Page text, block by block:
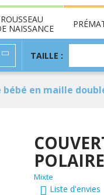
NAISSANCE
TAILLE :
en maille
Mixte
Liste d'envies